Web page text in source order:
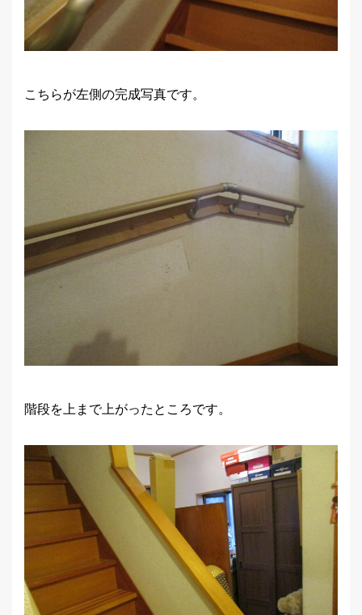
こちらが左側の完成写真です。
階段を上まで上がったところです。